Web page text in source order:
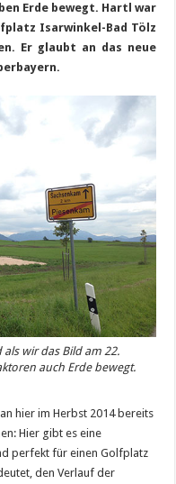
Erde bewegt. Hartl war
Isarwinkel-Bad Tölz
Er glaubt an das neue
wir das Bild am 22.
auch Erde bewegt.
hier im Herbst 2014 bereits
Hier gibt es eine
perfekt für einen Golfplatz
den Verlauf der